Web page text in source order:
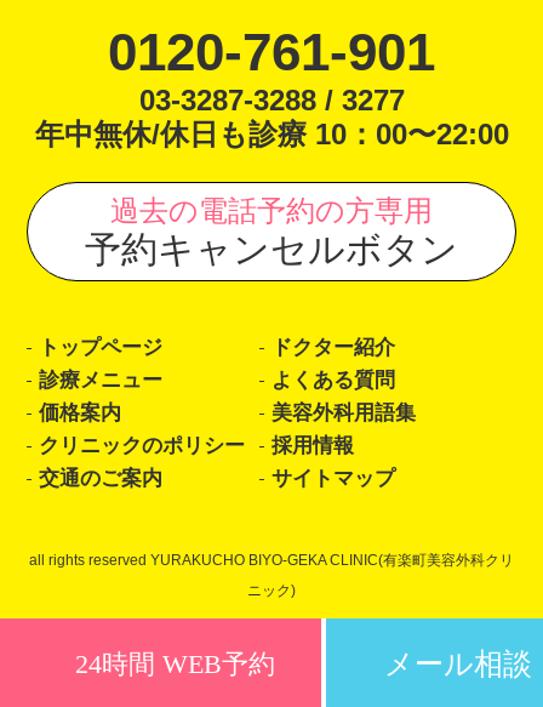
0120-761-901
03-3287-3288 / 3277
年中無休/休日も診療 10：00〜22:00
過去の電話予約の方専用
予約キャンセルボタン
トップページ
ドクター紹介
診療メニュー
よくある質問
価格案内
美容外科用語集
クリニックのポリシー
採用情報
交通のご案内
サイトマップ
all rights reserved YURAKUCHO BIYO-GEKA CLINIC(有楽町美容外科クリ
ニック)